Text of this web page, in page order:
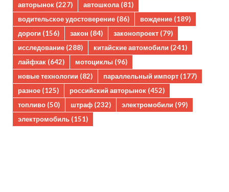
авторынок (227) автошкола(81)
водительское удостоверение (86) вождение (189)
дороги (156) закон (84) законопроект (79)
исследование (288) китайские автомобили (241)
лайфхак (642) мотоциклы (96)
новые технологии (82) параллельный импорт (177)
разное (125) российский авторынок (452)
топливо (50) штраф (232) электромобили (99)
электромобиль (151)